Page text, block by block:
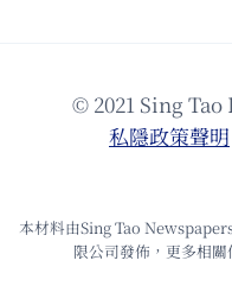
© 2021 Sing
私隱政策聲明
本材料由Sing Tao
限公司發佈，更多相